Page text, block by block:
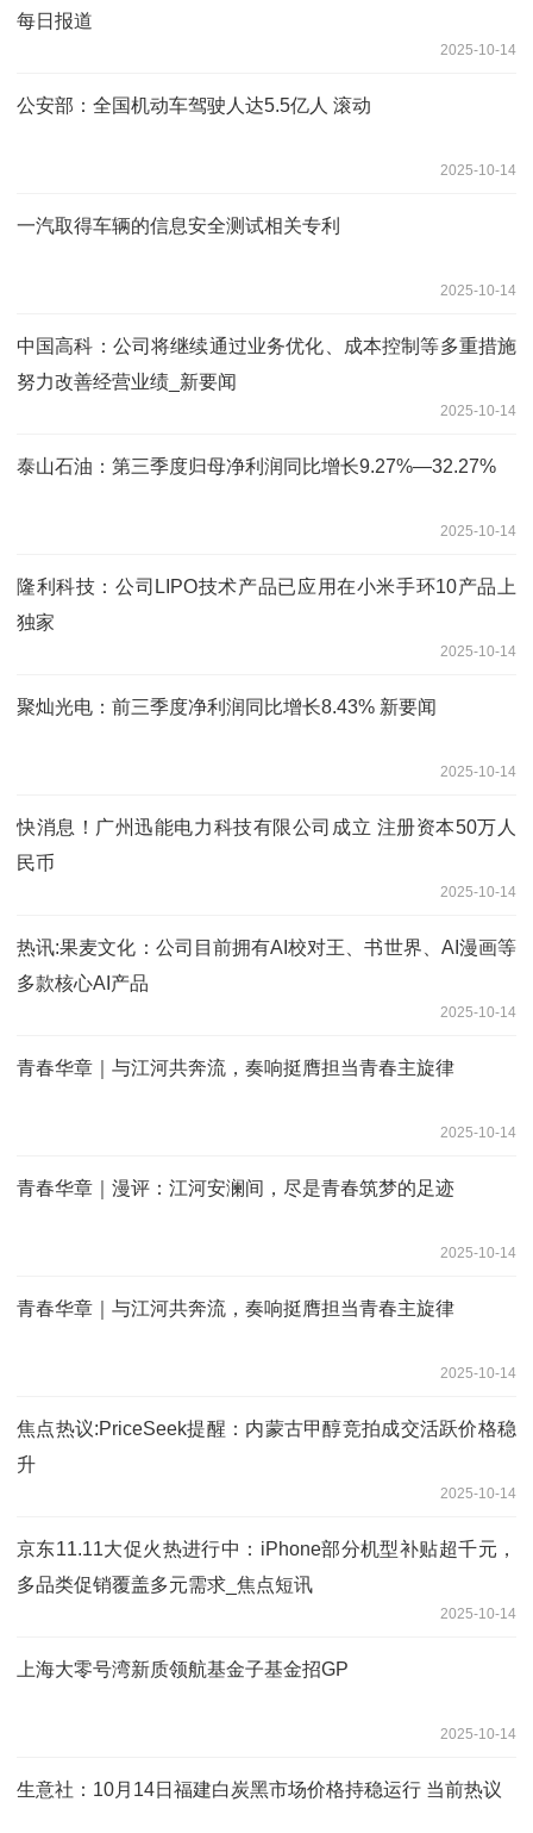
每日报道
2025-10-14
公安部：全国机动车驾驶人达5.5亿人 滚动
2025-10-14
一汽取得车辆的信息安全测试相关专利
2025-10-14
中国高科：公司将继续通过业务优化、成本控制等多重措施
努力改善经营业绩_新要闻
2025-10-14
泰山石油：第三季度归母净利润同比增长9.27%—32.27%
2025-10-14
隆利科技：公司LIPO技术产品已应用在小米手环10产品上
独家
2025-10-14
聚灿光电：前三季度净利润同比增长8.43% 新要闻
2025-10-14
快消息！广州迅能电力科技有限公司成立 注册资本50万人
民币
2025-10-14
热讯:果麦文化：公司目前拥有AI校对王、书世界、AI漫画等
多款核心AI产品
2025-10-14
青春华章｜与江河共奔流，奏响挺膺担当青春主旋律
2025-10-14
青春华章｜漫评：江河安澜间，尽是青春筑梦的足迹
2025-10-14
青春华章｜与江河共奔流，奏响挺膺担当青春主旋律
2025-10-14
焦点热议:PriceSeek提醒：内蒙古甲醇竞拍成交活跃价格稳
升
2025-10-14
京东11.11大促火热进行中：iPhone部分机型补贴超千元，
多品类促销覆盖多元需求_焦点短讯
2025-10-14
上海大零号湾新质领航基金子基金招GP
2025-10-14
生意社：10月14日福建白炭黑市场价格持稳运行 当前热议